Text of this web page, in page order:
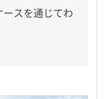
スを通じてわ